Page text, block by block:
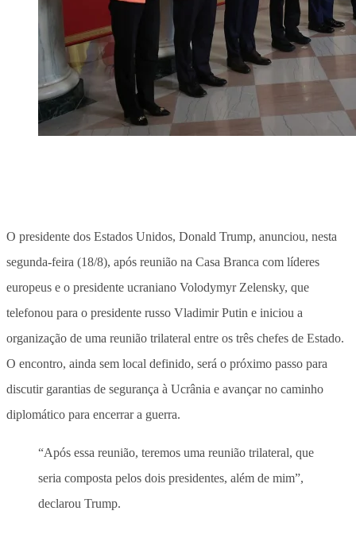
O presidente dos Estados Unidos, Donald Trump, anunciou, nesta
segunda-feira (18/8), após reunião na Casa Branca com líderes
europeus e o presidente ucraniano Volodymyr Zelensky, que
telefonou para o presidente russo Vladimir Putin e iniciou a
organização de uma reunião trilateral entre os três chefes de Estado.
O encontro, ainda sem local definido, será o próximo passo para
discutir garantias de segurança à Ucrânia e avançar no caminho
diplomático para encerrar a guerra.
“Após essa reunião, teremos uma reunião trilateral, que
seria composta pelos dois presidentes, além de mim”,
declarou Trump.